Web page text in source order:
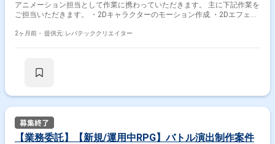
アニメーション担当として作業に携わっていただきます。 主に下記作業を
ご担当いただきます。 ・2Dキャラクターのモーション作成 ・2Dエフェク
2ヶ月前・ 提供元: レバテッククリエイター
【業務委託】【新規/運用中RPG】バトル演出制作案件